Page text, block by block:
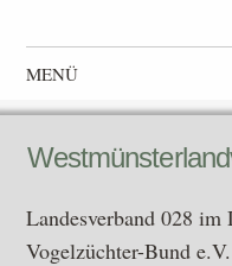
Landesverband 028 im
MENÜ
Zum Inhalt springen
Landesverband 028 im
Vogelzüchter-Bund